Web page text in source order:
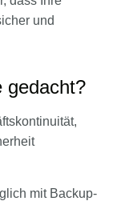
und
gedacht?
mit Backup-